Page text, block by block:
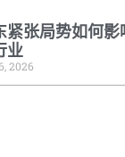
紧张局势如何
业
2026